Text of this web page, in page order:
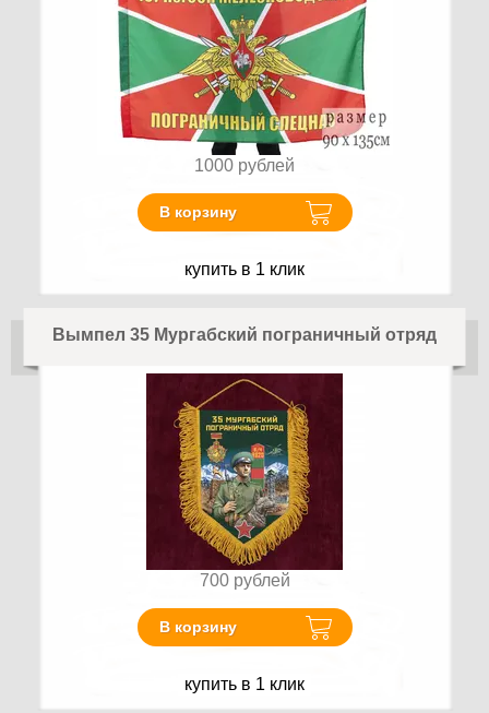
1000 рублей
В корзину
купить в 1 клик
Вымпел 35 Мургабский пограничный отряд
700 рублей
В корзину
купить в 1 клик